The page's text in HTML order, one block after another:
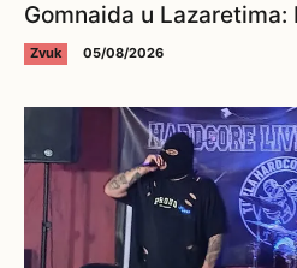
Gomnaida u
Zvuk 05/08/2026